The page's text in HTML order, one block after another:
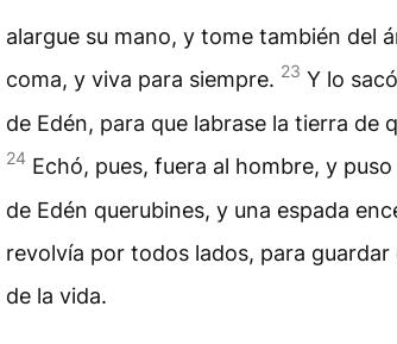
alargue su mano, y tome también del
coma, y viva para siempre. 23 Y lo
de Edén, para que labrase la tierra de
24 Echó, pues, fuera al hombre, y
de Edén querubines, y una espada
revolvía por todos lados, para guardar
de la vida.